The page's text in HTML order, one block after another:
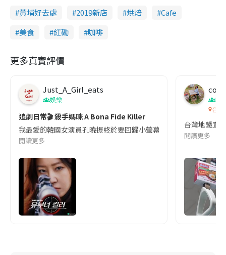
黃埔好去處
2019新店 烘焙
Cafe
美食
紅磡 咖啡
更多真實評價
Just_A_Girl_eats
娛樂
追劇日常🎬 殺手媽咪 A Bona Fide Killer
我最愛的韓國女演員孔曉振終於要回歸小螢幕啦!這次的劇本改編
閱讀更多
co
吹
台灣
台灣地鐵宣
閱讀更多